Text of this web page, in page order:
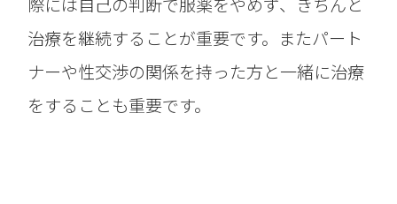
治療を継続することが重要です。またパート
ナーや性交渉の関係を持った方と一緒に治療
をすることも重要です。